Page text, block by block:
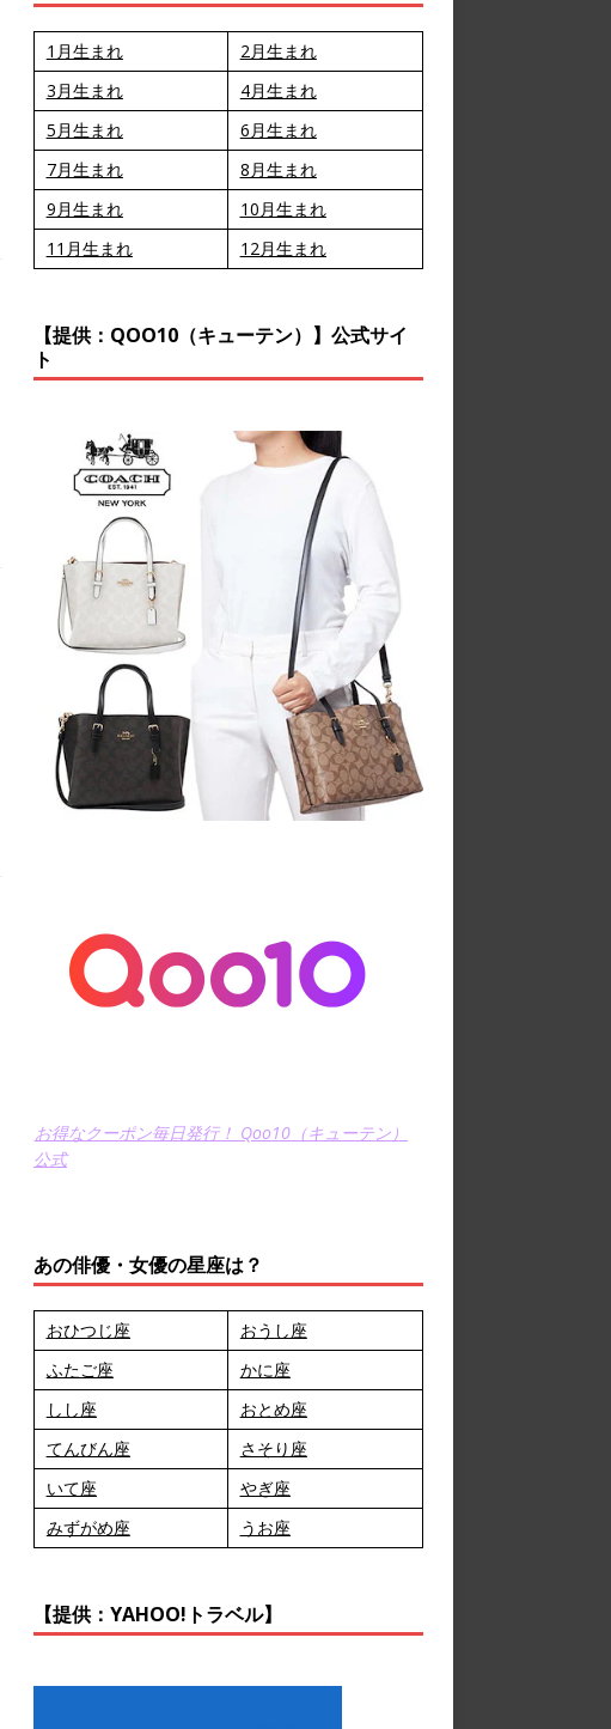
1月生まれ
2月生まれ
3月生まれ
4月生まれ
5月生まれ
6月生まれ
7月生まれ
8月生まれ
9月生まれ
10月生まれ
11月生まれ
12月生まれ
【提供：QOO10（キューテン）】公式サイ
ト
お得なクーポン毎日発行！ Qoo10（キューテン）
公式
あの俳優・女優の星座は？
おひつじ座
おうし座
ふたご座
かに座
しし座
おとめ座
てんびん座
さそり座
いて座
やぎ座
みずがめ座
うお座
【提供：YAHOO!トラベル】